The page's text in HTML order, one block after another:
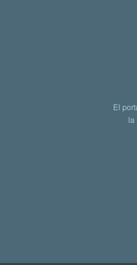
El
la